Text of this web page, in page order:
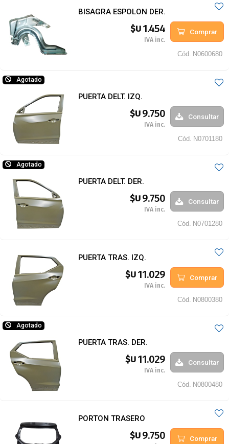
BISAGRA ESPOLON DER.
$U1.454
IVA inc.
Comprar
Cód. N0600680
Agotado
PUERTA DELT. IZQ.
$U9.750
IVA inc.
Consultar
Cód. N0701180
Agotado
PUERTA DELT. DER.
$U9.750
IVA inc.
Consultar
Cód. N0701280
PUERTA TRAS. IZQ.
$U11.029
IVA inc.
Comprar
Cód. N0800380
Agotado
PUERTA TRAS. DER.
$U11.029
IVA inc.
Consultar
Cód. N0800480
PORTON TRASERO
$U9.750 Comprar